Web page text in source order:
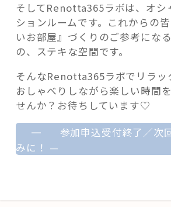
そしてRenotta365ラボは、オシ
ションルームです。これからの
いお部屋』づくりのご参考にな
の、ステキな空間です。
そんなRenotta365ラボでリラッ
おしゃべりしながら楽しい時間
せんか？お待ちしています♡
—
参加申込受付終了／次
みに！ —